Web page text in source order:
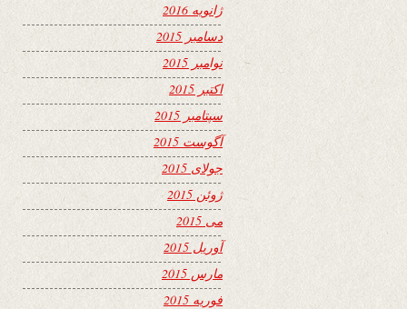
ژانویه 2016
دسامبر 2015
نوامبر 2015
اکتبر 2015
سپتامبر 2015
آگوست 2015
جولای 2015
ژوئن 2015
می 2015
آوریل 2015
مارس 2015
فوریه 2015